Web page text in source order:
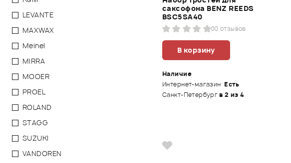
LEVANTE
MAXWAX
Meinel
MIRRA
MOOER
PROEL
ROLAND
STAGG
SUZUKI
VANDOREN
саксофона BENZ REEDS
BSC5SA40
00 отзывов
В корзину
Наличие
Интернет-магазин Есть
Санкт-Петербургв 2 из 4